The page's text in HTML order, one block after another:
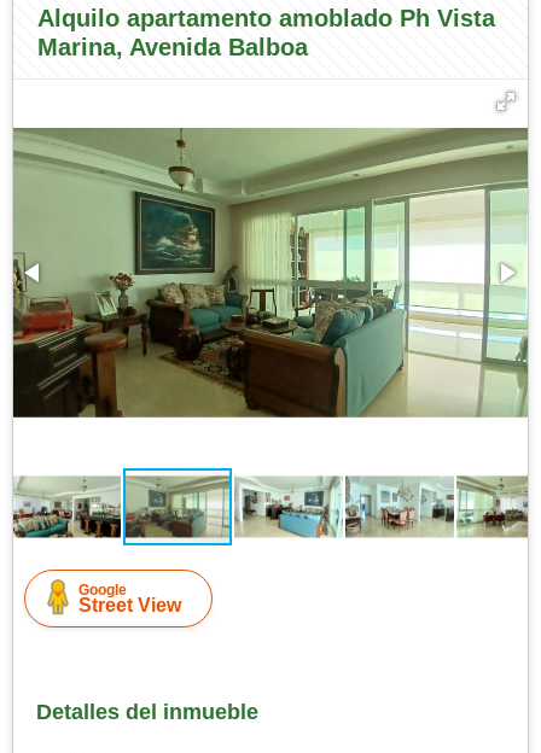
Alquilo apartamento amoblado Ph Vista
Marina, Avenida Balboa
Google
Street View
Detalles del inmueble